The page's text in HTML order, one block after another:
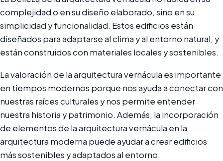
complejidad o en su diseño elaborado, sino en su
simplicidad y funcionalidad. Estos edificios están
diseñados para adaptarse al clima y al entorno natural, y
están construidos con materiales locales y sostenibles.
La valoración de la arquitectura vernácula es importante
en tiempos modernos porque nos ayuda a conectar con
nuestras raíces culturales y nos permite entender
nuestra historia y patrimonio. Además, la incorporación
de elementos de la arquitectura vernácula en la
arquitectura moderna puede ayudar a crear edificios
más sostenibles y adaptados al entorno.